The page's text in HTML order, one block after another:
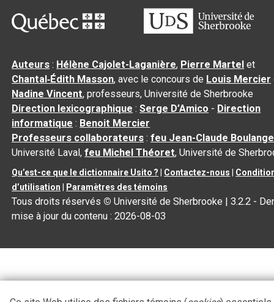
Auteurs : Hélène Cajolet-Laganière, Pierre Martel et
Chantal‑Édith Masson, avec le concours de Louis Mercier
Nadine Vincent, professeurs, Université de Sherbrooke
Direction lexicographique :Serge D’Amico - Direction
informatique : Benoit Mercier
Professeurs collaborateurs :feu Jean-Claude
Université Laval,feu Michel Théoret, Université de
Qu’est-ce que le dictionnaire Usito ? Contactez-nous
d’utilisation
Paramètres des témoins
Tous droits réservés © Université de Sherbrooke |3.2.2 -
mise à jour du contenu :2026-08-03